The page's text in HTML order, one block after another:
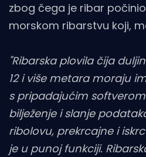
zbog čega je ribar
morskom ribarstvu koji,
"Ribarska plovila čija
12 i više metara moraju
s pripadajućim
bilježenje i slanje
ribolovu, prekrcajne i
je u punoj funkciji.